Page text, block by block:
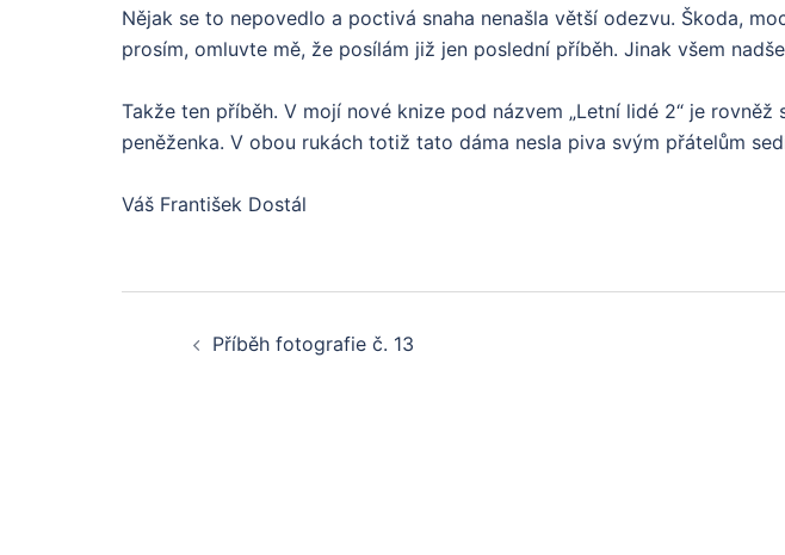
Nějak se to nepovedlo a poctivá snaha nenašla větší odezvu. Škoda,
prosím, omluvte mě, že posílám již jen poslední příběh. Jinak všem
Takže ten příběh. V mojí nové knize pod názvem „Letní lidé 2“ je
peněženka. V obou rukách totiž tato dáma nesla piva svým přátelům
Váš František Dostál
PostPříběh fotografie č. 13